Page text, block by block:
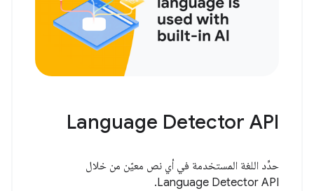
Language Detector API
حدِّد اللغة المستخدمة في أي نص معيّن من خلال
Language Detector API.